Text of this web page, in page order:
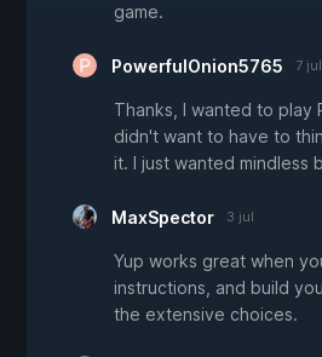
game.
PowerfulOnion5765 7 jul
Thanks, I wanted to play
didn't want to have to
it. I just wanted mindless
MaxSpector 3 jul
Yup works great when
instructions, and build
the extensive choices.